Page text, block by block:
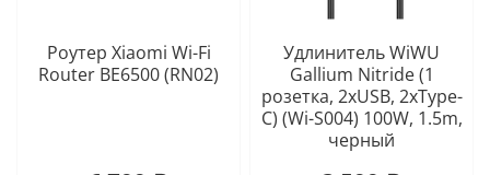
Роутер Xiaomi Wi-Fi
Router BE6500 (RN02)
Удлинитель WiWU
Gallium Nitride (1
розетка, 2xUSB, 2xType-
C) (Wi-S004) 100W, 1.5m,
черный